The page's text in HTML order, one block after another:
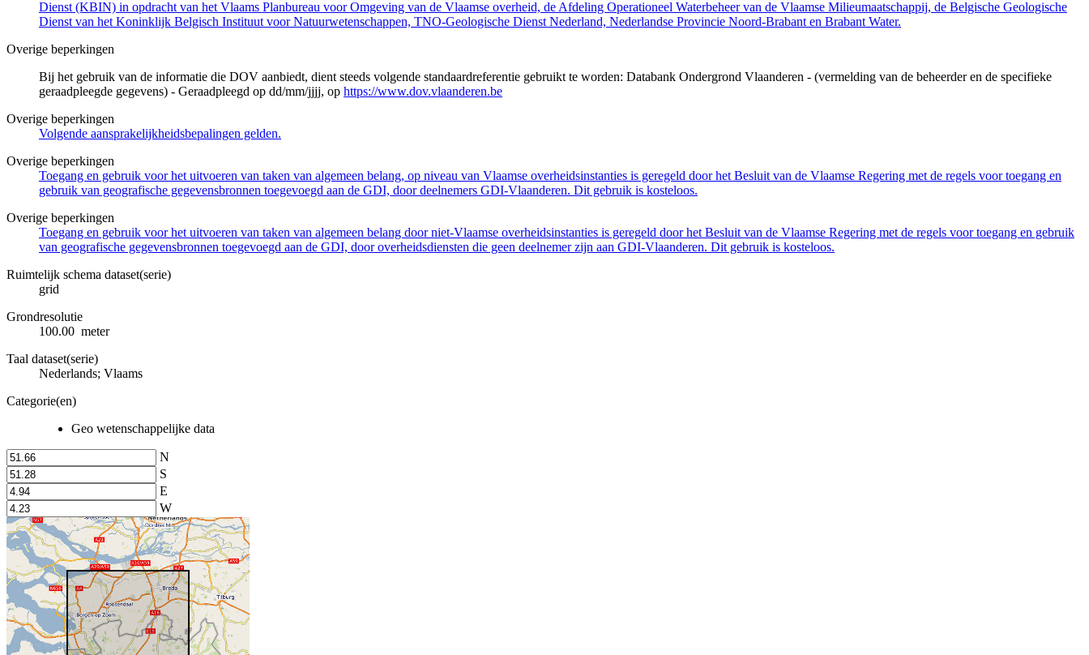
Dienst (KBIN) in opdracht van het Vlaams Planbureau voor Omgeving van de Vlaamse overheid, de Afdeling Operationeel Waterbeheer van de Vlaamse Milieumaatschappij, de Belgische Geologische
Dienst van het Koninklijk Belgisch Instituut voor Natuurwetenschappen, TNO-Geologische Dienst Nederland, Nederlandse Provincie Noord-Brabant en Brabant Water.
Overige beperkingen
Bij het gebruik van de informatie die DOV aanbiedt, dient steeds volgende standaardreferentie gebruikt te worden: Databank Ondergrond Vlaanderen - (vermelding van de beheerder en de specifieke
geraadpleegde gegevens) - Geraadpleegd op dd/mm/jjjj, op https://www.dov.vlaanderen.be
Overige beperkingen
Volgende aansprakelijkheidsbepalingen gelden.
Overige beperkingen
Toegang en gebruik voor het uitvoeren van taken van algemeen belang, op niveau van Vlaamse overheidsinstanties is geregeld door het Besluit van de Vlaamse Regering met de regels voor toegang en
gebruik van geografische gegevensbronnen toegevoegd aan de GDI, door deelnemers GDI-Vlaanderen. Dit gebruik is kosteloos.
Overige beperkingen
Toegang en gebruik voor het uitvoeren van taken van algemeen belang door niet-Vlaamse overheidsinstanties is geregeld door het Besluit van de Vlaamse Regering met de regels voor toegang en gebruik
van geografische gegevensbronnen toegevoegd aan de GDI, door overheidsdiensten die geen deelnemer zijn aan GDI-Vlaanderen. Dit gebruik is kosteloos.
Ruimtelijk schema dataset(serie)
grid
Grondresolutie
100.00 meter
Taal dataset(serie)
Nederlands; Vlaams
Categorie(en)
Geo wetenschappelijke data
N
S
E
W